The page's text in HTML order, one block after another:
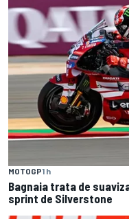
MOTOGP1 h
Bagnaia trata de
sprint de Silverstone